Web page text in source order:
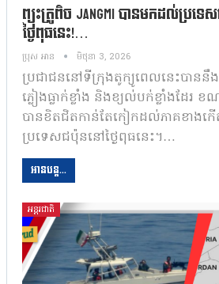
ព្យុះត្រូពិច Jangmi បានមកដល់ប្រទ
ថ្ងៃពុធនេះ!…
ប្រុស អាន មិថុនា 3, 2026
ប្រជាជននៅទីក្រុងតូក្យូពេលនេះបាននឹ
ភ្លៀងធ្លាក់ខ្លាំង និងខ្យល់បក់ខ្លាំងដែរ
បានខិតជិតកាន់តែកៀកដល់ភាគខាងក
ប្រទេសជប៉ុននៅថ្ងៃពុធនេះ។…
អានបន្ត...
អន្តរជាតិ